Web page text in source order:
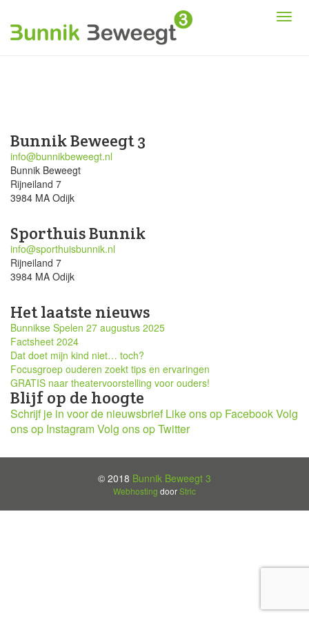
Bunnik Beweegt 3
info@bunnikbeweegt.nl
Bunnik Beweegt
Rijneiland 7
3984 MA Odijk
Sporthuis Bunnik
info@sporthuisbunnik.nl
Rijneiland 7
3984 MA Odijk
Het laatste nieuws
Bunnikse Spelen 27 augustus 2025
Factsheet 2024
Dat doet mijn kind niet… toch?
Focusgroep ouderen zoekt tips en ervaringen
GRATIS naar theatervoorstelling voor ouders!
Blijf op de hoogte
Schrijf je in voor de nieuwsbrief Like ons op FacebookVolg
ons op InstagramVolg ons op Twitter
© 2018 Bunnik Beweegt 3
Webhosting doorStric